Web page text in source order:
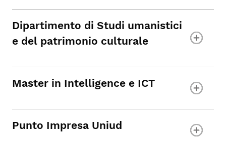
Dipartimento di Studi umanistici
e del patrimonio culturale
Master in Intelligence e ICT
Punto Impresa Uniud